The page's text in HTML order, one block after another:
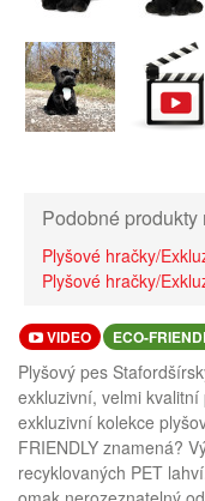
Podobné
Plyšové hračky/
Plyšové hračky/
VIDEO ECO-
Plyšový pes
exkluzivní, velmi
exkluzivní kolekce
FRIENDLY znamená?
recyklovaných PET